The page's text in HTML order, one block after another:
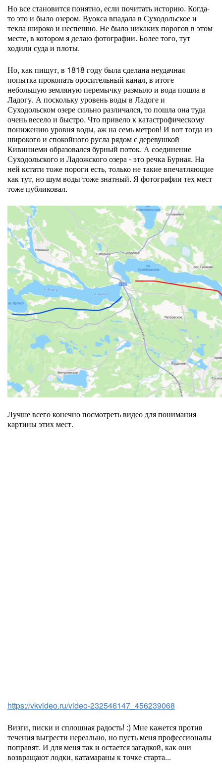
Но все становится понятно, если почитать историю. Когда-
то это и было озером. Вуокса впадала в Суходольское и
текла широко и неспешно. Не было никаких порогов в этом
месте, в котором я делаю фотографии. Более того, тут
ходили суда и плоты.
Но, как пишут, в 1818 году была сделана неудачная
попытка прокопать оросительный канал, в итоге
небольшую земляную перемычку размыло и вода пошла в
Ладогу. А поскольку уровень воды в Ладоге и
Суходольском озере сильно различался, то пошла она туда
очень весело и быстро. Что привело к катастрофическому
понижению уровня воды, аж на семь метров! И вот тогда из
широкого и спокойного русла рядом с деревушкой
Кивиниеми образовался бурный поток. А соединение
Суходольского и Ладожского озера - это речка Бурная. На
ней кстати тоже пороги есть, только не такие впечатляющие
как тут, но шум воды тоже знатный. Я фотографии тех мест
тоже публиковал.
Лучше всего конечно посмотреть видео для понимания
картины этих мест.
https://vkvideo.ru/video-232546147_456239068
Визги, писки и сплошная радость! :) Мне кажется против
течения выгрести нереально, но пусть меня профессионалы
поправят. И для меня так и остается загадкой, как они
возвращают лодки, катамараны к точке старта...